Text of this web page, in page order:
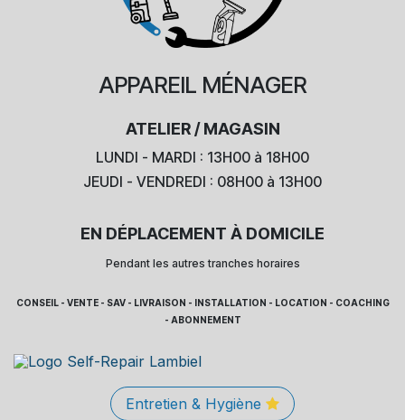
APPAREIL MÉNAGER
ATELIER / MAGASIN
LUNDI - MARDI : 13H00 à 18H00
JEUDI - VENDREDI : 08H00 à 13H00
EN DÉPLACEMENT À DOMICILE
Pendant les autres tranches horaires
CONSEIL - VENTE - SAV - LIVRAISON - INSTALLATION - LOCATION - COACHING
- ABONNEMENT
Entretien & Hygiène